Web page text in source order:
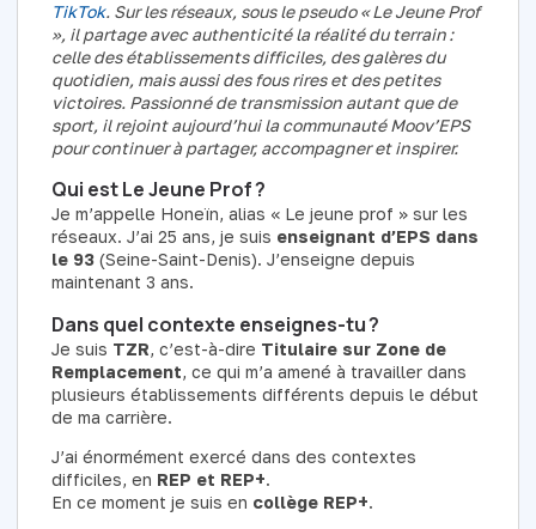
TikTok. Sur les réseaux, sous le pseudo « Le Jeune Prof
», il partage avec authenticité la réalité du terrain :
celle des établissements difficiles, des galères du
quotidien, mais aussi des fous rires et des petites
victoires. Passionné de transmission autant que de
sport, il rejoint aujourd’hui la communauté Moov’EPS
pour continuer à partager, accompagner et inspirer.
Qui est Le Jeune Prof ?
Je m’appelle Honeïn, alias « Le jeune prof » sur les
réseaux. J’ai 25 ans, je suis enseignant d’EPS dans
le 93 (Seine-Saint-Denis). J’enseigne depuis
maintenant 3 ans.
Dans quel contexte enseignes-tu ?
Je suis TZR, c’est-à-dire Titulaire sur Zone de
Remplacement, ce qui m’a amené à travailler dans
plusieurs établissements différents depuis le début
de ma carrière.
J’ai énormément exercé dans des contextes
difficiles, en REP et REP+.
En ce moment je suis en collège REP+.